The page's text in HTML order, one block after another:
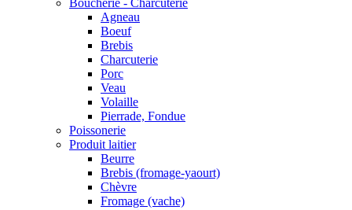
Boucherie - Charcuterie
Agneau
Boeuf
Brebis
Charcuterie
Porc
Veau
Volaille
Pierrade, Fondue
Poissonerie
Produit laitier
Beurre
Brebis (fromage-yaourt)
Chèvre
Fromage (vache)